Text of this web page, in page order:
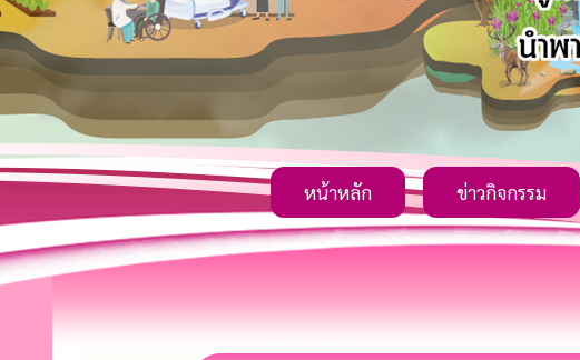
หน้าหลัก ข่าวกิจกรรม